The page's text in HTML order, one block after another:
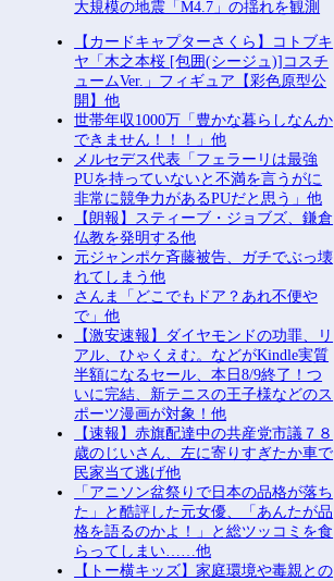
大規模の地震「M4.7」の揺れを観測
【カードキャプターさくら】コトブキ
ヤ「木之本桜 [包囲(シージュ)]コスチ
ュームVer.」フィギュア【彩色原型公
開】他
世帯年収1000万「豊かな暮らしなんか
できません！！！」他
メルセデス代表「フェラーリは最強
PUを持っていないと不満を言うがに
非常に競争力があるPUだと思う」他
【朗報】スティーブ・ジョブズ、鎌倉
仏教を発明する他
元ジャンポケ斉藤被告、ガチでぶっ壊
れてしまう他
さんま「どこでもドア？あれ不便や
で」他
【激安速報】ダイヤモンドの功罪、リ
アル、ひゃくえむ。などがKindle実質
半額になるセール、本日8/9終了！つ
いに完結、新テニスの王子様などのス
ポーツ漫画が対象！他
【速報】赤旗配達中の共産党市議７８
歳のじいさん、左に寄りすぎたか車で
民家当て逃げ他
「アニソン盆祭りで日本の品格が落ち
た」と酷評した元女優、「あんたが品
格を語るのかよ！」と総ツッコミを食
らってしまい……他
【トー横キッズ】家庭環境や毒親との